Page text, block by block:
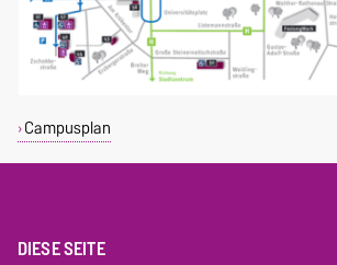
Campusplan
DIESE SEITE